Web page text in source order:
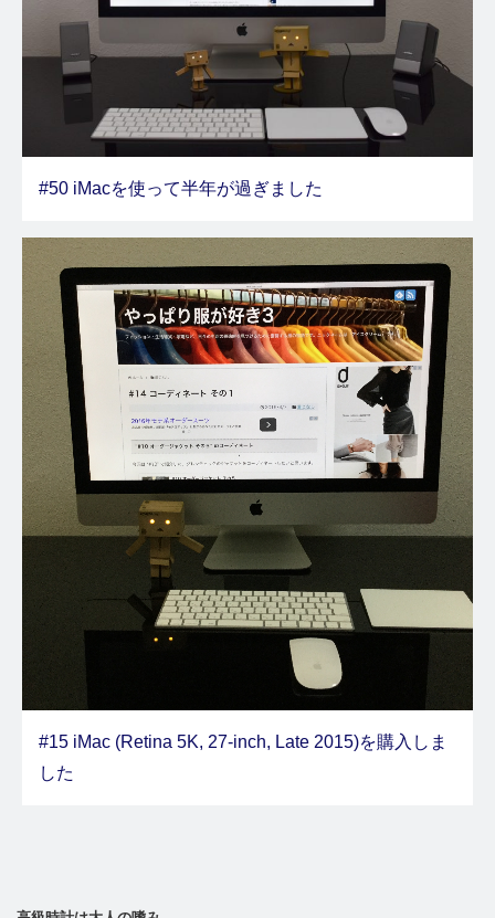
#50 iMacを使って半年が過ぎました
#15 iMac (Retina 5K, 27-inch, Late 2015)を購入しま
した